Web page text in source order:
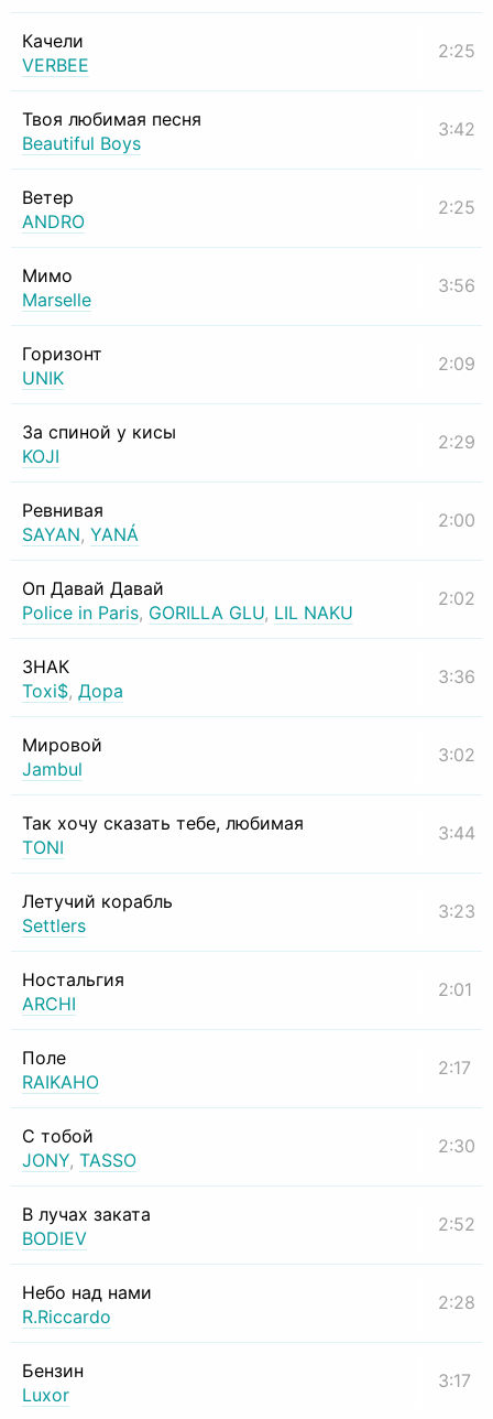
Качели
VERBEE
2:25
Твоя любимая песня
Beautiful Boys
3:42
Ветер
ANDRO
2:25
Мимо
Marselle
3:56
Горизонт
UNIK
2:09
За спиной у кисы
KOJI
2:29
Ревнивая
SAYAN, YANÁ
2:00
Оп Давай Давай
Police in Paris, GORILLA GLU, LIL NAKU
2:02
ЗНАК
Toxi$, Дора
3:36
Мировой
Jambul
3:02
Так хочу сказать тебе, любимая
TONI
3:44
Летучий корабль
Settlers
3:23
Ностальгия
ARCHI
2:01
Поле
RAIKAHO
2:17
С тобой
JONY, TASSO
2:30
В лучах заката
BODIEV
2:52
Небо над нами
R.Riccardo
2:28
Бензин
Luxor
3:17